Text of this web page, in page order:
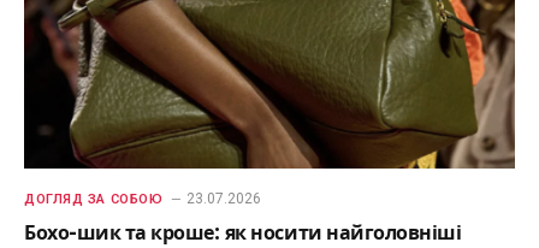
ДОГЛЯД ЗА СОБОЮ 23.07.2026
Бохо-шик та кроше: як носити найголовніші